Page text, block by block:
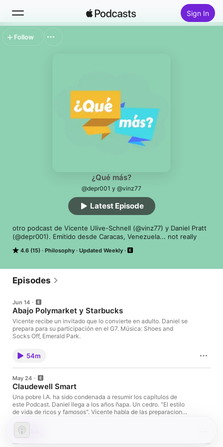
Sign In
¿Qué más?
@depr001 y @vinz77
4.6 (15) Philosophy Updated Weekly
otro podcast de Vicente Ulive-Schnell (@vinz77) y Daniel Pratt
(@depr001). Emitido desde Caracas, Venezuela... not really
Latest Episode
Follow
Episodes
Jun 14
Abajo Polymarket y Starbucks
Vicente recibe un invitado que lo convierte en adulto. Daniel se
prepara para su participación en el G7. Música: Shoes and
Socks Off, Emerald Park.
54m
May 24
Claudewell Smart
Una pobre I.A. ha sido condenada a resumir los capítulos de
este Podcast. Daniel llega a los años ñapa. Un cedro. "El estilo
de vida de ricos y famosos". Vicente habla de las preparaciones
como "Coco Express". ¿Cómo hacer una campaña de marketing
sin presupuesto? Gorillaz (The Mountain) y David Byrne.
Música: Shoes and Socks Off, Emerald Park.